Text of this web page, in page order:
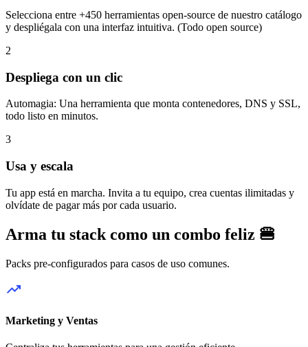
Selecciona entre +450 herramientas open‑source de nuestro catálogo
y despliégala con una interfaz intuitiva. (Todo open source)
2
Despliega con un clic
Automagia: Una herramienta que monta contenedores, DNS y SSL,
todo listo en minutos.
3
Usa y escala
Tu app está en marcha. Invita a tu equipo, crea cuentas ilimitadas y
olvídate de pagar más por cada usuario.
Arma tu stack como un combo feliz 🍔
Packs pre-configurados para casos de uso comunes.
trending_up
Marketing y Ventas